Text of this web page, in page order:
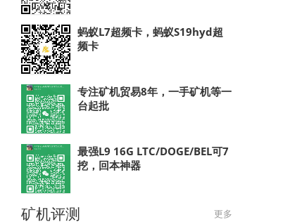
蚂蚁L7超频卡，蚂蚁S19hyd超
频卡
专注矿机贸易8年，一手矿机等一
台起批
最强L9 16G LTC/DOGE/BEL可7
挖，回本神器
更多
矿机评测